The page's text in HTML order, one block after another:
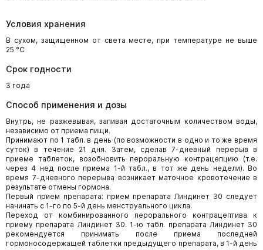
Условия хранения
В сухом, защищенном от света месте, при температуре не выше
25 °C
Срок годности
3 года
Способ применения и дозы
Внутрь, не разжевывая, запивая достаточным количеством воды,
независимо от приема пищи.
Принимают по 1 табл. в день (по возможности в одно и то же время
суток) в течение 21 дня. Затем, сделав 7-дневный перерыв в
приеме таблеток, возобновить пероральную контрацепцию (т.е.
через 4 нед после приема 1-й табл., в тот же день недели). Во
время 7-дневного перерыва возникает маточное кровотечение в
результате отмены гормона.
Первый прием препарата: прием препарата Линдинет 30 следует
начинать с 1-го по 5-й день менструального цикла.
Переход от комбинированного перорального контрацептива к
приему препарата Линдинет 30. 1-ю табл. препарата Линдинет 30
рекомендуется принимать после приема последней
гормоносодержащей таблетки предыдущего препарата, в 1-й день